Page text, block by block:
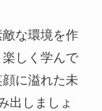
な環境を作
しく学んで
に溢れた未
出しましょ